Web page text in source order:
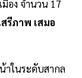
อง จำนวน 17
สรีภาพ เสมอ
าในระดับสากล